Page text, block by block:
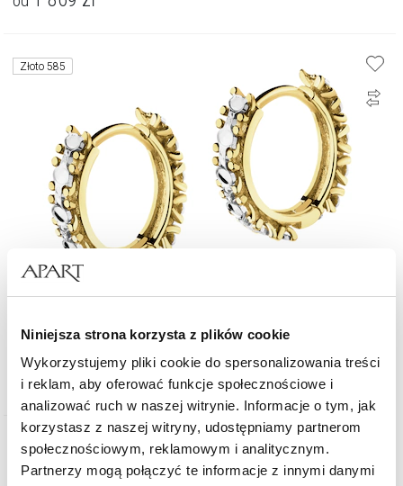
Niniejsza strona korzysta z plików cookie
Wykorzystujemy pliki cookie do spersonalizowania treści
i reklam, aby oferować funkcje społecznościowe i
analizować ruch w naszej witrynie. Informacje o tym, jak
korzystasz z naszej witryny, udostępniamy partnerom
społecznościowym, reklamowym i analitycznym.
Partnerzy mogą połączyć te informacje z innymi danymi
Złoto 585
od 1 549 zł
Złoto 375